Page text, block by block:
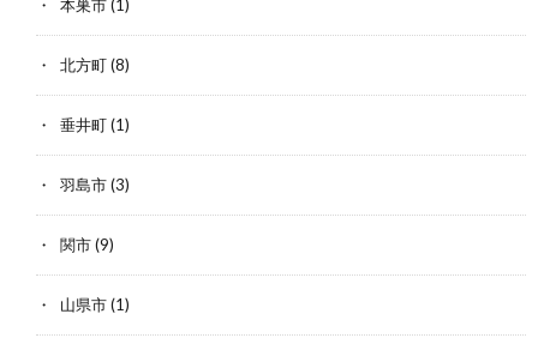
本巣市(1)
北方町(8)
垂井町(1)
羽島市(3)
関市(9)
山県市(1)